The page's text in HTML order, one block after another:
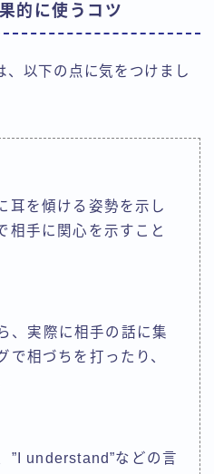
的に使うコツ
、以下の点に気をつけまし
耳を傾ける姿勢を示し
相手に関心を示すこと
、実際に相手の話に集
で相づちを打ったり、
”I understand”などの言